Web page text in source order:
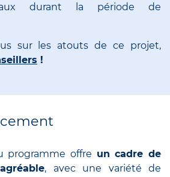
durant la période de
sur les atouts de ce projet,
!
programme offre un cadre de
, avec une variété de